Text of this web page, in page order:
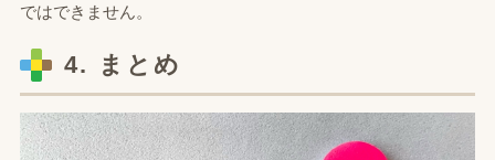
ではできません。
4. まとめ